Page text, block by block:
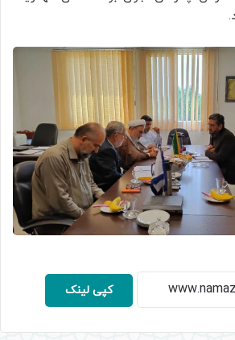
کپی لینک